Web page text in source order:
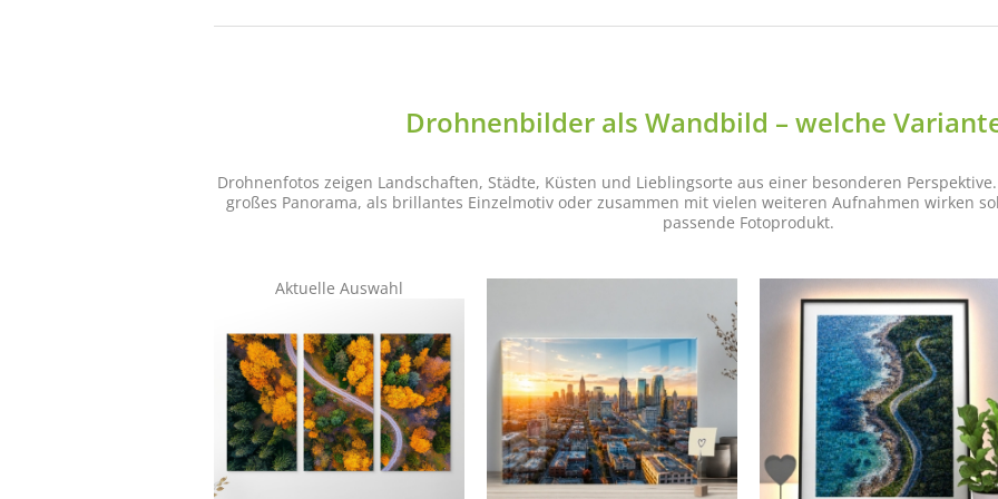
Drohnenbilder als Wandbild – welche
Drohnenfotos zeigen Landschaften, Städte, Küsten und Lieblingsorte aus einer besonderen
großes Panorama, als brillantes Einzelmotiv oder zusammen mit vielen weiteren Aufnahmen wirken
passende Fotoprodukt.
Aktuelle Auswahl